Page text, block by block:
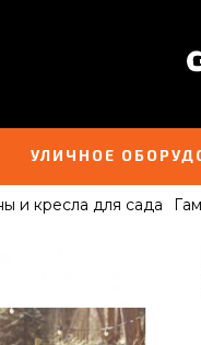
УЛИЧНОЕ
и кресла для сада